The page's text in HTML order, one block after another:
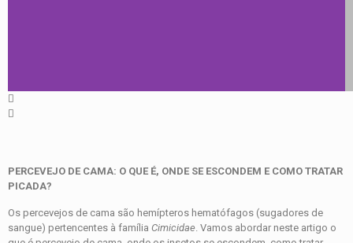
PERCEVEJO DE CAMA: O QUE É, ONDE SE ESCONDEM E COMO TRATAR
PICADA?
Os percevejos de cama são hemípteros hematófagos (sugadores de
sangue) pertencentes à família Cimicidae. Vamos abordar neste artigo o